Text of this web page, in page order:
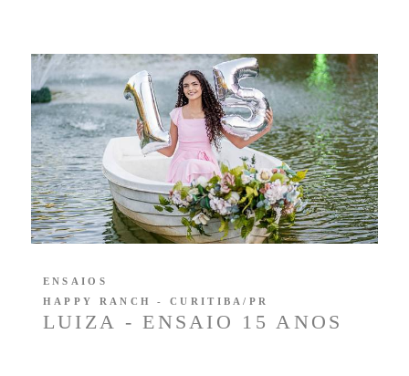
LUIZA - ENSAIO 15 ANOS
ENSAIOS
HAPPY RANCH - CURITIBA/PR